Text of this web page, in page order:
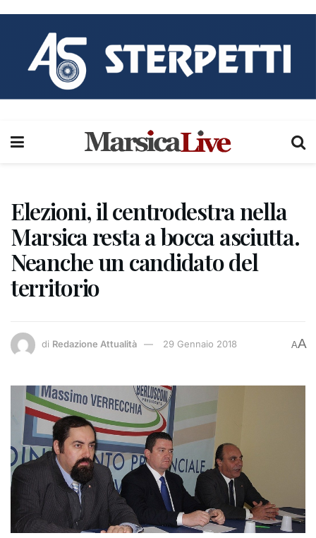
Elezioni, il centrodestra nella
Marsica resta a bocca asciutta.
Neanche un candidato del
territorio
di Redazione Attualità 29 Gennaio 2018 AA